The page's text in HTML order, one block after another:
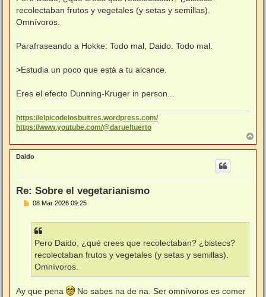
recolectaban frutos y vegetales (y setas y semillas).
Omnívoros.
Parafraseando a Hokke: Todo mal, Daido. Todo mal.
>Estudia un poco que está a tu alcance.
Eres el efecto Dunning-Kruger in person...
https://elpicodelosbuitres.wordpress.com/
https://www.youtube.com/@darueltuerto
r
r
Daido
Re: Sobre el vegetarianismo
M
08 Mar 2026 09:25
Pero Daido, ¿qué crees que recolectaban? ¿bistecs?
recolectaban frutos y vegetales (y setas y semillas).
Omnívoros.
Ay que pena
No sabes na de na. Ser omnívoros es comer